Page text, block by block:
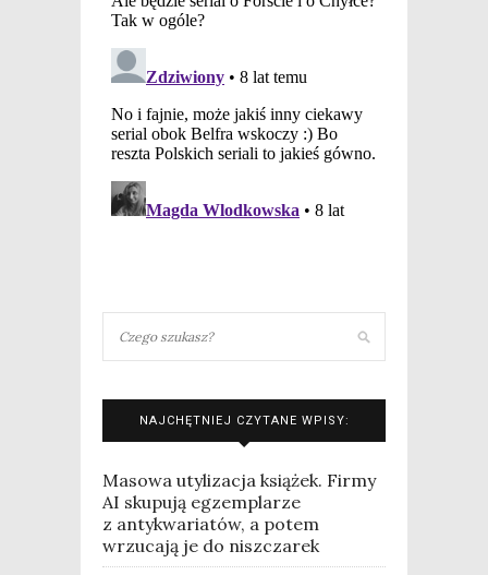
NAJCHĘTNIEJ CZYTANE WPISY:
Masowa utylizacja książek. Firmy
AI skupują egzemplarze
z antykwariatów, a potem
wrzucają je do niszczarek